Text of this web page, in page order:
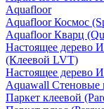
Aquafloor
Aquafloor Космос
Aquafloor Кварц
Настоящее дерево
(Клеевой LVT)
Настоящее дерево
Aquawall Стеновые
Паркет клеевой